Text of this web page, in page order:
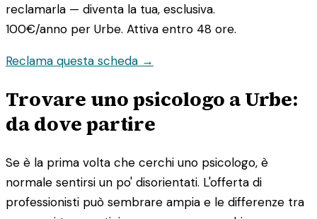
reclamarla — diventa la tua, esclusiva.
100€/anno per Urbe. Attiva entro 48 ore.
Reclama questa scheda →
Trovare uno psicologo a Urbe:
da dove partire
Se è la prima volta che cerchi uno psicologo, è
normale sentirsi un po' disorientati. L'offerta di
professionisti può sembrare ampia e le differenze tra